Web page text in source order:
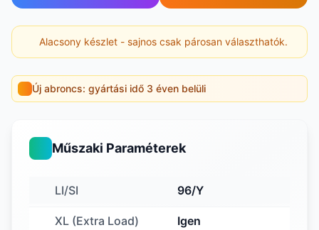
Alacsony készlet - sajnos csak párosan választhatók.
Új abroncs: gyártási idő 3 éven belüli
Műszaki Paraméterek
LI/SI 96/Y
XL (Extra Load) Igen